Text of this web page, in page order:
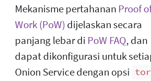
Mekanisme pertahanan Proof
Work (PoW) dijelaskan secara
panjang lebar di PoW FAQ, dan
dapat dikonfigurasi untuk
Onion Service dengan opsi